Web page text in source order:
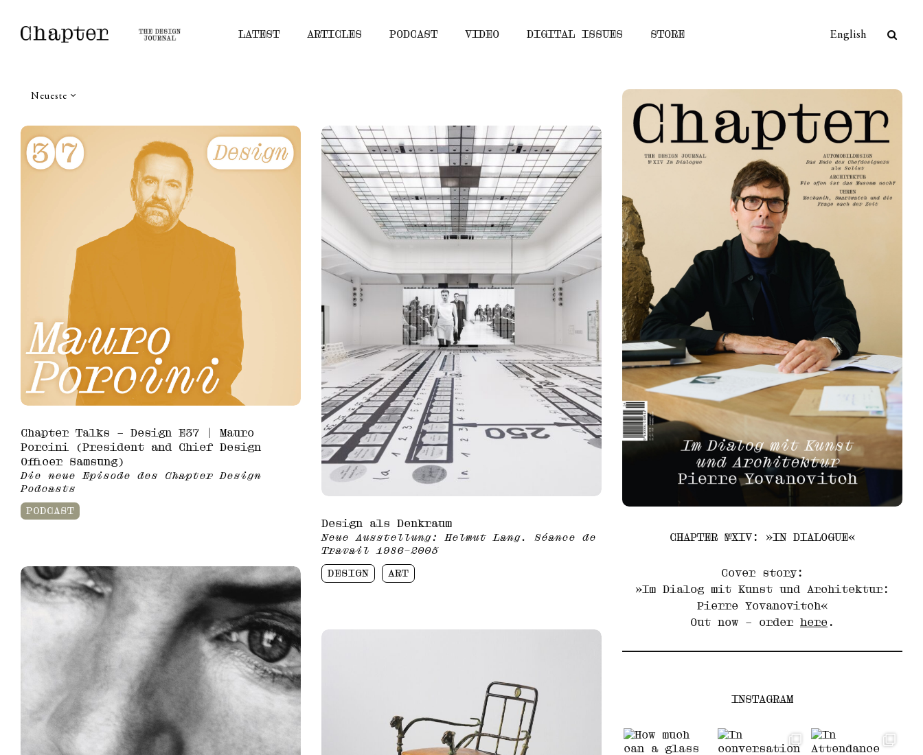
LATEST ARTICLES PODCAST VIDEO DIGITAL ISSUES STORE English
Neueste
Chapter Talks – Design E37 | Mauro
Porcini (President and Chief Design
Officer Samsung)
Die neue Episode des Chapter Design
Podcasts
PODCAST
Design als Denkraum
Neue Ausstellung: Helmut Lang. Séance de
Travail 1986–2005
DESIGN
ART
CHAPTER №XIV: »IN DIALOGUE«
Cover story:
»Im Dialog mit Kunst und Architektur:
Pierre Yovanovitch«
Out now – order here .
INSTAGRAM